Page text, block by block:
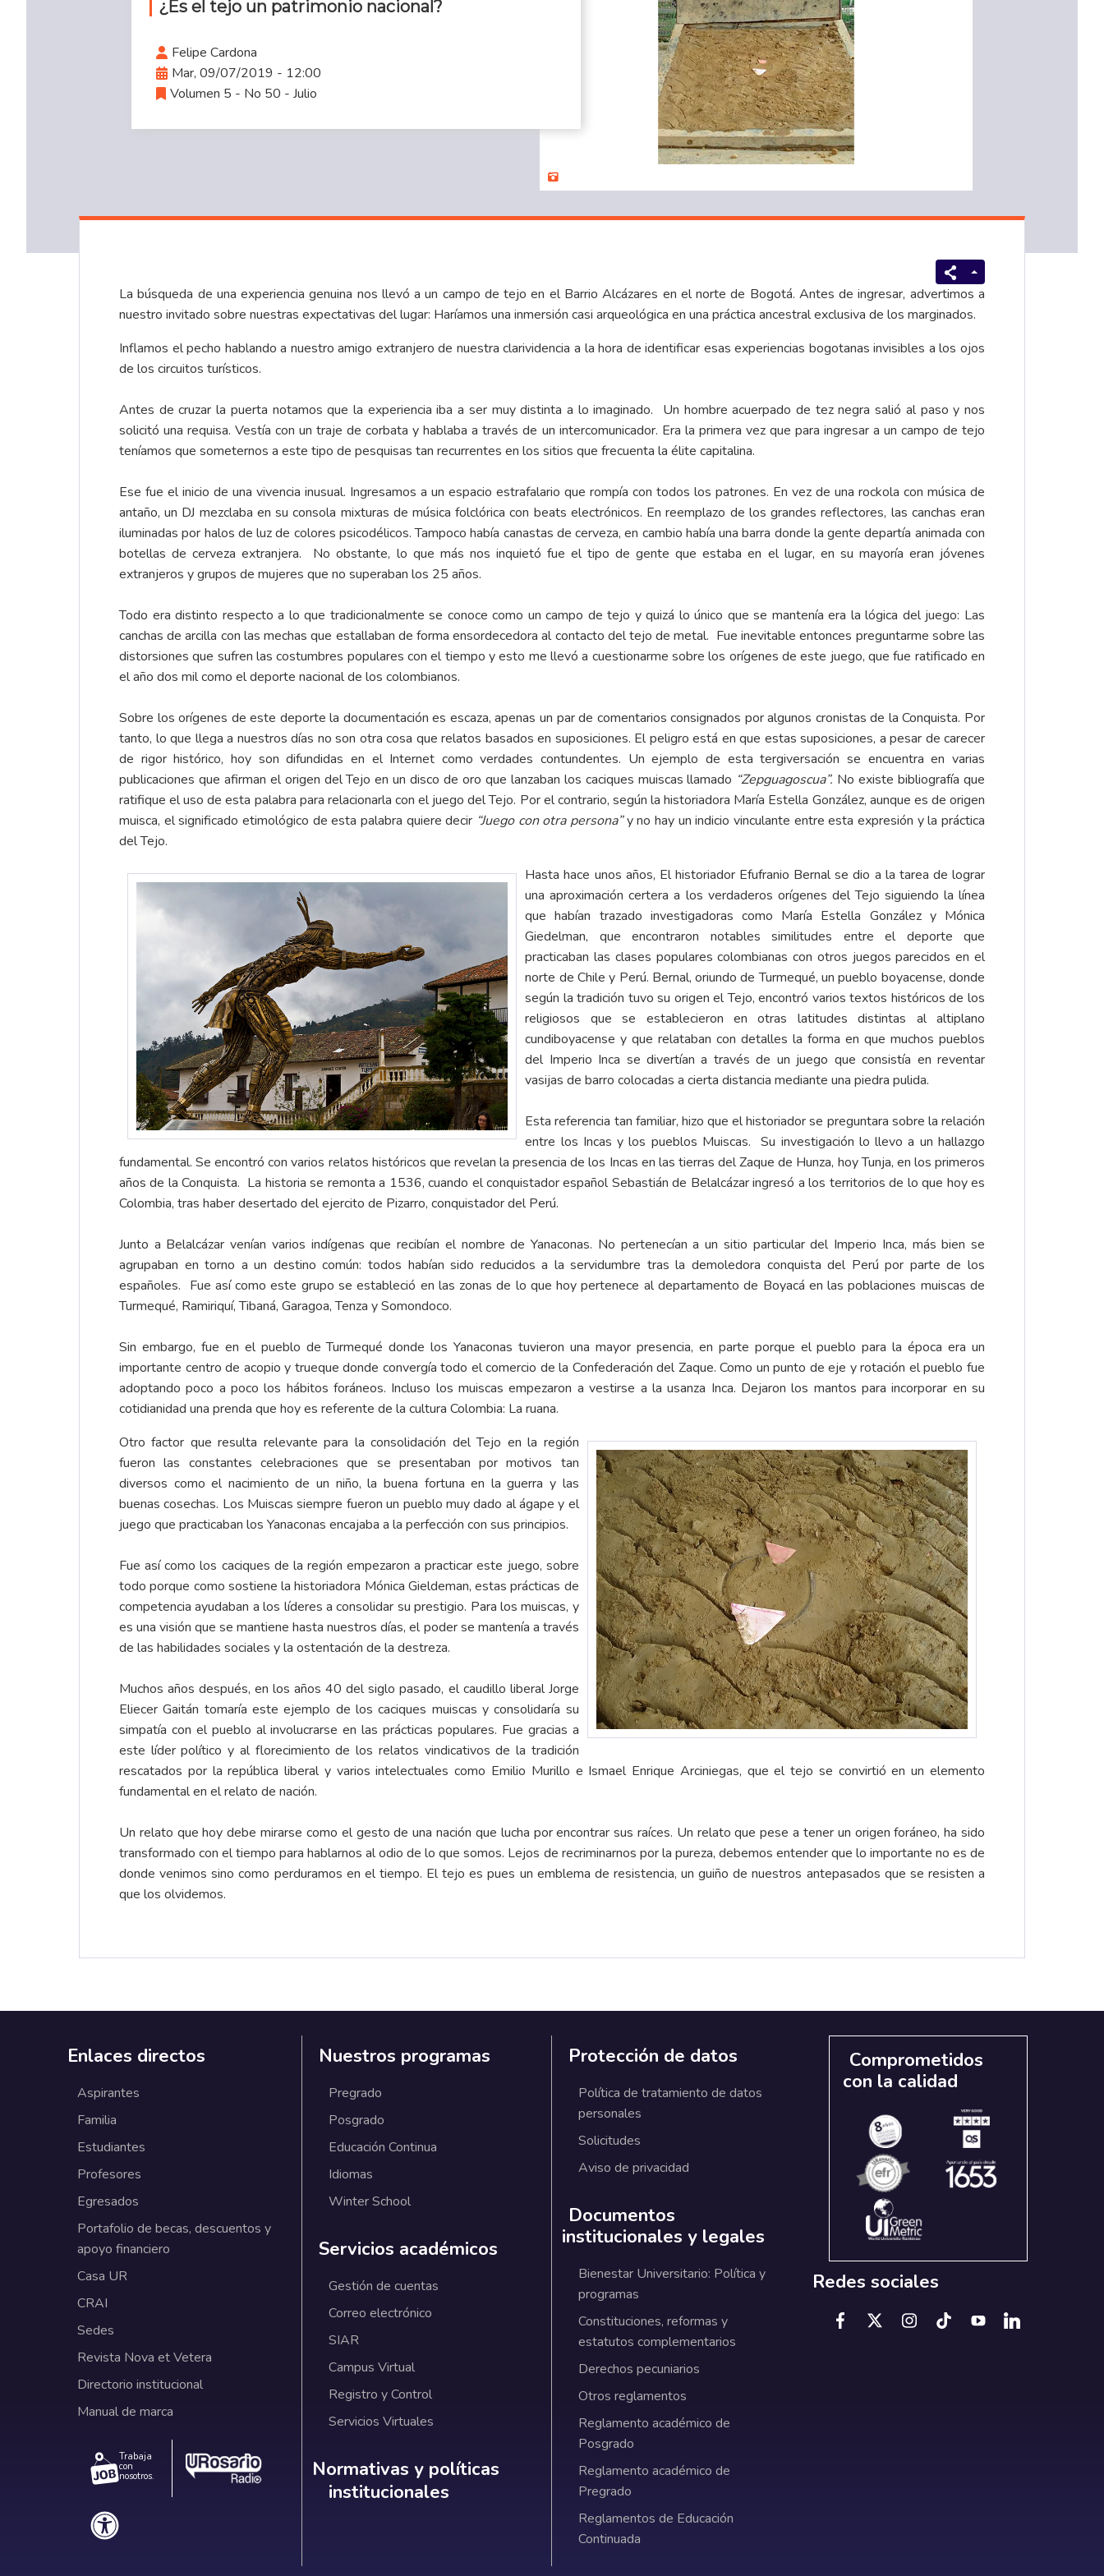
¿Es el tejo un patrimonio nacional?
Felipe Cardona
Mar, 09/07/2019 - 12:00
Volumen 5 - No 50 - Julio
La búsqueda de una experiencia genuina nos llevó a un campo de tejo en el Barrio Alcázares en el norte de Bogotá. Antes de ingresar, advertimos a
nuestro invitado sobre nuestras expectativas del lugar: Haríamos una inmersión casi arqueológica en una práctica ancestral exclusiva de los marginados.
Inflamos el pecho hablando a nuestro amigo extranjero de nuestra clarividencia a la hora de identificar esas experiencias bogotanas invisibles a los ojos
de los circuitos turísticos.
Antes de cruzar la puerta notamos que la experiencia iba a ser muy distinta a lo imaginado. Un hombre acuerpado de tez negra salió al paso y nos
solicitó una requisa. Vestía con un traje de corbata y hablaba a través de un intercomunicador. Era la primera vez que para ingresar a un campo de tejo
teníamos que someternos a este tipo de pesquisas tan recurrentes en los sitios que frecuenta la élite capitalina.
Ese fue el inicio de una vivencia inusual. Ingresamos a un espacio estrafalario que rompía con todos los patrones. En vez de una rockola con música de
antaño, un DJ mezclaba en su consola mixturas de música folclórica con beats electrónicos. En reemplazo de los grandes reflectores, las canchas eran
iluminadas por halos de luz de colores psicodélicos. Tampoco había canastas de cerveza, en cambio había una barra donde la gente departía animada con
botellas de cerveza extranjera. No obstante, lo que más nos inquietó fue el tipo de gente que estaba en el lugar, en su mayoría eran jóvenes
extranjeros y grupos de mujeres que no superaban los 25 años.
Todo era distinto respecto a lo que tradicionalmente se conoce como un campo de tejo y quizá lo único que se mantenía era la lógica del juego: Las
canchas de arcilla con las mechas que estallaban de forma ensordecedora al contacto del tejo de metal. Fue inevitable entonces preguntarme sobre las
distorsiones que sufren las costumbres populares con el tiempo y esto me llevó a cuestionarme sobre los orígenes de este juego, que fue ratificado en
el año dos mil como el deporte nacional de los colombianos.
Sobre los orígenes de este deporte la documentación es escaza, apenas un par de comentarios consignados por algunos cronistas de la Conquista. Por
tanto, lo que llega a nuestros días no son otra cosa que relatos basados en suposiciones. El peligro está en que estas suposiciones, a pesar de carecer
de rigor histórico, hoy son difundidas en el Internet como verdades contundentes. Un ejemplo de esta tergiversación se encuentra en varias
publicaciones que afirman el origen del Tejo en un disco de oro que lanzaban los caciques muiscas llamado “Zepguagoscua”. No existe bibliografía que
ratifique el uso de esta palabra para relacionarla con el juego del Tejo. Por el contrario, según la historiadora María Estella González, aunque es de origen
muisca, el significado etimológico de esta palabra quiere decir “Juego con otra persona”y no hay un indicio vinculante entre esta expresión y la práctica
del Tejo.
Hasta hace unos años, El historiador Efufranio Bernal se dio a la tarea de lograr
una aproximación certera a los verdaderos orígenes del Tejo siguiendo la línea
que habían trazado investigadoras como María Estella González y Mónica
Giedelman, que encontraron notables similitudes entre el deporte que
practicaban las clases populares colombianas con otros juegos parecidos en el
norte de Chile y Perú. Bernal, oriundo de Turmequé, un pueblo boyacense, donde
según la tradición tuvo su origen el Tejo, encontró varios textos históricos de los
religiosos que se establecieron en otras latitudes distintas al altiplano
cundiboyacense y que relataban con detalles la forma en que muchos pueblos
del Imperio Inca se divertían a través de un juego que consistía en reventar
vasijas de barro colocadas a cierta distancia mediante una piedra pulida.
Esta referencia tan familiar, hizo que el historiador se preguntara sobre la relación
entre los Incas y los pueblos Muiscas. Su investigación lo llevo a un hallazgo
fundamental. Se encontró con varios relatos históricos que revelan la presencia de los Incas en las tierras del Zaque de Hunza, hoy Tunja, en los primeros
años de la Conquista. La historia se remonta a 1536, cuando el conquistador español Sebastián de Belalcázar ingresó a los territorios de lo que hoy es
Colombia, tras haber desertado del ejercito de Pizarro, conquistador del Perú.
Junto a Belalcázar venían varios indígenas que recibían el nombre de Yanaconas. No pertenecían a un sitio particular del Imperio Inca, más bien se
agrupaban en torno a un destino común: todos habían sido reducidos a la servidumbre tras la demoledora conquista del Perú por parte de los
españoles. Fue así como este grupo se estableció en las zonas de lo que hoy pertenece al departamento de Boyacá en las poblaciones muiscas de
Turmequé, Ramiriquí, Tibaná, Garagoa, Tenza y Somondoco.
Sin embargo, fue en el pueblo de Turmequé donde los Yanaconas tuvieron una mayor presencia, en parte porque el pueblo para la época era un
importante centro de acopio y trueque donde convergía todo el comercio de la Confederación del Zaque. Como un punto de eje y rotación el pueblo fue
adoptando poco a poco los hábitos foráneos. Incluso los muiscas empezaron a vestirse a la usanza Inca. Dejaron los mantos para incorporar en su
cotidianidad una prenda que hoy es referente de la cultura Colombia: La ruana.
Otro factor que resulta relevante para la consolidación del Tejo en la región
fueron las constantes celebraciones que se presentaban por motivos tan
diversos como el nacimiento de un niño, la buena fortuna en la guerra y las
buenas cosechas. Los Muiscas siempre fueron un pueblo muy dado al ágape y el
juego que practicaban los Yanaconas encajaba a la perfección con sus principios.
Fue así como los caciques de la región empezaron a practicar este juego, sobre
todo porque como sostiene la historiadora Mónica Gieldeman, estas prácticas de
competencia ayudaban a los líderes a consolidar su prestigio. Para los muiscas, y
es una visión que se mantiene hasta nuestros días, el poder se mantenía a través
de las habilidades sociales y la ostentación de la destreza.
Muchos años después, en los años 40 del siglo pasado, el caudillo liberal Jorge
Eliecer Gaitán tomaría este ejemplo de los caciques muiscas y consolidaría su
simpatía con el pueblo al involucrarse en las prácticas populares. Fue gracias a
este líder político y al florecimiento de los relatos vindicativos de la tradición
rescatados por la república liberal y varios intelectuales como Emilio Murillo e Ismael Enrique Arciniegas, que el tejo se convirtió en un elemento
fundamental en el relato de nación.
Un relato que hoy debe mirarse como el gesto de una nación que lucha por encontrar sus raíces. Un relato que pese a tener un origen foráneo, ha sido
transformado con el tiempo para hablarnos al odio de lo que somos. Lejos de recriminarnos por la pureza, debemos entender que lo importante no es de
donde venimos sino como perduramos en el tiempo. El tejo es pues un emblema de resistencia, un guiño de nuestros antepasados que se resisten a
que los olvidemos.
Enlaces directos
Aspirantes
Familia
Estudiantes
Profesores
Egresados
Portafolio de becas, descuentos y
apoyo financiero
Casa UR
CRAI
Sedes
Revista Nova et Vetera
Directorio institucional
Manual de marca
Trabaja
con
nosotros.
Nuestros programas
Pregrado
Posgrado
Educación Continua
Idiomas
Winter School
Servicios académicos
Gestión de cuentas
Correo electrónico
SIAR
Campus Virtual
Registro y Control
Servicios Virtuales
Normativas y políticas institucionales
Normativas y políticas
institucionales
Protección de datos
Política de tratamiento de datos
personales
Solicitudes
Aviso de privacidad
Documentos
institucionales y legales
Bienestar Universitario: Política y
programas
Constituciones, reformas y
estatutos complementarios
Derechos pecuniarios
Otros reglamentos
Reglamento académico de
Posgrado
Reglamento académico de
Pregrado
Reglamentos de Educación
Continuada
Comprometidos
con la calidad
Redes sociales